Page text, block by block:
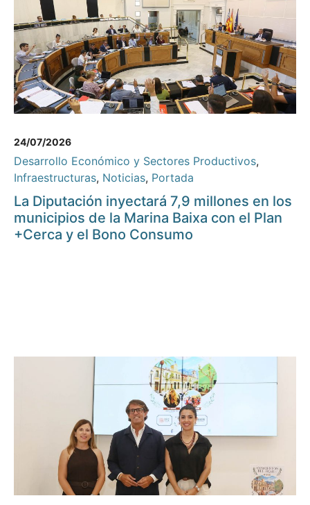
24/07/2026
Desarrollo Económico y Sectores Productivos,
Infraestructuras, Noticias, Portada
La Diputación inyectará 7,9 millones en los
municipios de la Marina Baixa con el Plan
+Cerca y el Bono Consumo